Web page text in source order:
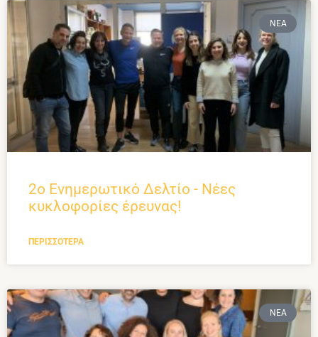
ΝΈΑ
2ο Ενημερωτικό Δελτίο - Νέες
κυκλοφορίες έρευνας!
ΠΕΡΙΣΣΌΤΕΡΑ
ΝΈΑ